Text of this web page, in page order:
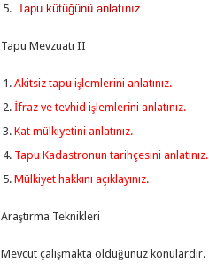
Tapu kütüğünü anlatınız.
Tapu Mevzuatı II
Akitsiz tapu işlemlerini anlatınız.
İfraz ve tevhid işlemlerini anlatınız.
Kat mülkiyetini anlatınız.
Tapu Kadastronun tarihçesini anlatınız.
Mülkiyet hakkını açıklayınız.
Araştırma Teknikleri
Mevcut çalışmakta olduğunuz konulardır.